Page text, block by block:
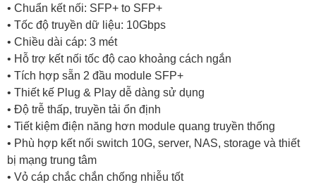
• Chuẩn kết nối: SFP+ to SFP+
• Tốc độ truyền dữ liệu: 10Gbps
• Chiều dài cáp: 3 mét
• Hỗ trợ kết nối tốc độ cao khoảng cách ngắn
• Tích hợp sẵn 2 đầu module SFP+
• Thiết kế Plug & Play dễ dàng sử dụng
• Độ trễ thấp, truyền tải ổn định
• Tiết kiệm điện năng hơn module quang truyền thống
• Phù hợp kết nối switch 10G, server, NAS, storage và thiết
bị mạng trung tâm
• Vỏ cáp chắc chắn chống nhiễu tốt